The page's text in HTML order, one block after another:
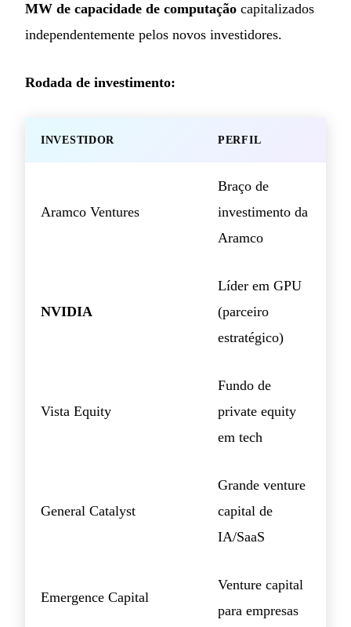
MW de capacidade de computação capitalizados
independentemente pelos novos investidores.
Rodada de investimento:
INVESTIDOR PERFIL
Aramco Ventures
Braço de
investimento da
Aramco
NVIDIA
Líder em GPU
(parceiro
estratégico)
Vista Equity
Fundo de
private equity
em tech
General Catalyst
Grande venture
capital de
IA/SaaS
Emergence Capital
Venture capital
para empresas